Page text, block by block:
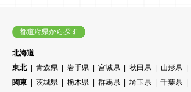
都道府県から探す
北海道
東北
青森県 岩手県 宮城県 秋田県 山形県
関東
茨城県 栃木県 群馬県 埼玉県 千葉県